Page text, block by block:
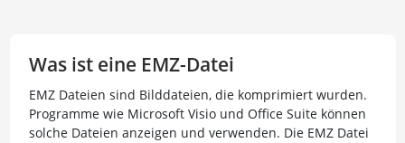
Was ist eine EMZ-Datei
EMZ Dateien sind Bilddateien, die komprimiert wurden.
Programme wie Microsoft Visio und Office Suite können
solche Dateien anzeigen und verwenden. Die EMZ Datei